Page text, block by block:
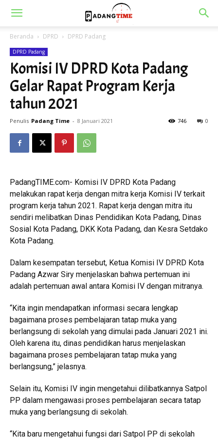
Beranda DPRD DPRD Padang
DPRD Padang
Komisi IV DPRD Kota Padang
Gelar Rapat Program Kerja
tahun 2021
Penulis Padang Time - 8 Januari 2021 0
746
PadangTIME.com- Komisi IV DPRD Kota Padang
melakukan rapat kerja dengan mitra kerja Komisi IV terkait
program kerja tahun 2021. Rapat kerja dengan mitra itu
sendiri melibatkan Dinas Pendidikan Kota Padang, Dinas
Sosial Kota Padang, DKK Kota Padang, dan Kesra Setdako
Kota Padang.
Dalam kesempatan tersebut, Ketua Komisi IV DPRD Kota
Padang Azwar Siry menjelaskan bahwa pertemuan ini
adalah pertemuan awal antara Komisi IV dengan mitranya.
“Kita ingin mendapatkan informasi secara lengkap
bagaimana proses pembelajaran tatap muka yang
berlangsung di sekolah yang dimulai pada Januari 2021 ini.
Oleh karena itu, dinas pendidikan harus menjelaskan
bagaimana proses pembelajaran tatap muka yang
berlangsung,” jelasnya.
Selain itu, Komisi IV ingin mengetahui dilibatkannya Satpol
PP dalam mengawasi proses pembelajaran secara tatap
muka yang berlangsung di sekolah.
“Kita baru mengetahui fungsi dari Satpol PP di sekolah